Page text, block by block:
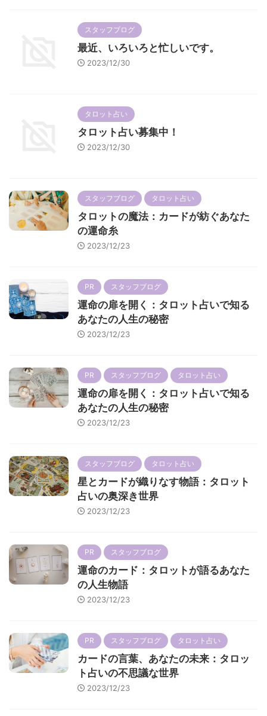
スタッフブログ
最近、いろいろと忙しいです。
2023/12/30
タロット占い
タロット占い募集中！
2023/12/30
スタッフブログ タロット占い
タロットの魔法：カードが紡ぐあなた
の運命糸
2023/12/23
PR スタッフブログ
運命の扉を開く：タロット占いで知る
あなたの人生の秘密
2023/12/23
PR スタッフブログ タロット占い
運命の扉を開く：タロット占いで知る
あなたの人生の秘密
2023/12/23
スタッフブログ タロット占い
星とカードが織りなす物語：タロット
占いの奥深き世界
2023/12/23
PR スタッフブログ
運命のカード：タロットが語るあなた
の人生物語
2023/12/23
PR スタッフブログ タロット占い
カードの言葉、あなたの未来：タロッ
ト占いの不思議な世界
2023/12/23